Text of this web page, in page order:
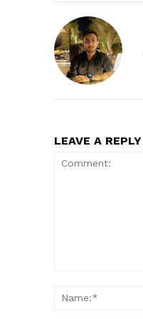
LEAVE A REPLY